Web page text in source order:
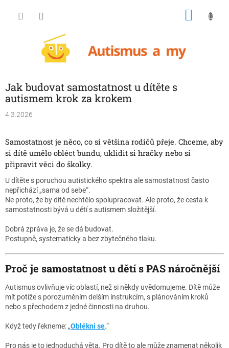
Jak budovat samostatnost u dítěte s
autismem krok za krokem
4.3.2026
Samostatnost je něco, co si většina rodičů přeje. Chceme, aby
si dítě umělo obléct bundu, uklidit si hračky nebo si
připravit věci do školky.
U dítěte s poruchou autistického spektra ale samostatnost často
nepřichází „sama od sebe“.
Ne proto, že by dítě nechtělo spolupracovat. Ale proto, že cesta k
samostatnosti bývá u dětí s autismem složitější.
Dobrá zpráva je, že se dá budovat.
Postupně, systematicky a bez zbytečného tlaku.
Proč je samostatnost u dětí s PAS náročnější
Autismus ovlivňuje víc oblastí, než si někdy uvědomujeme. Dítě může
mít potíže s porozuměním delším instrukcím, s plánováním kroků
nebo s přechodem z jedné činnosti na druhou.
Když tedy řekneme: „Oblékni se.“
Pro nás je to jednoduchá věta. Pro dítě to ale může znamenat několik